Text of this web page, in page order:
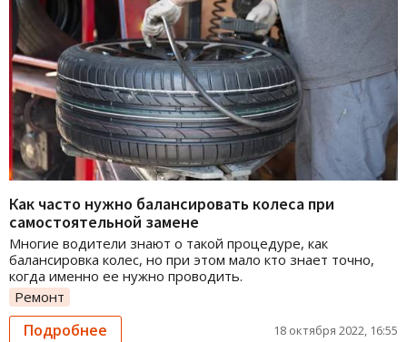
Как часто нужно балансировать колеса при
самостоятельной замене
Многие водители знают о такой процедуре, как
балансировка колес, но при этом мало кто знает точно,
когда именно ее нужно проводить.
Ремонт
Подробнее 18 октября 2022, 16:55